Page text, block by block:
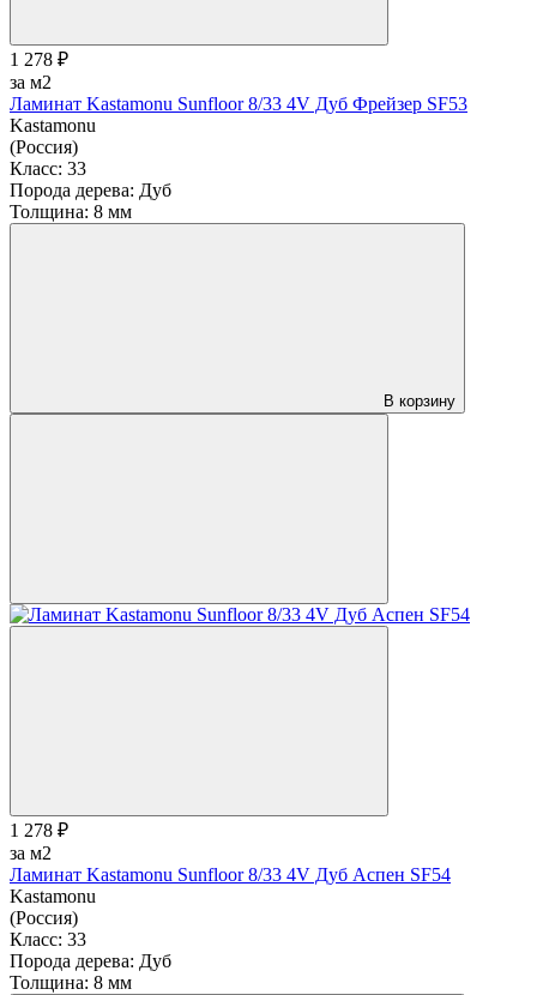
1 278 ₽
за м2
Ламинат Kastamonu Sunfloor 8/33 4V Дуб Фрейзер SF53
Kastamonu
(Россия)
Класс: 33
Порода дерева: Дуб
Толщина: 8 мм
В корзину
1 278 ₽
за м2
Ламинат Kastamonu Sunfloor 8/33 4V Дуб Аспен SF54
Kastamonu
(Россия)
Класс: 33
Порода дерева: Дуб
Толщина: 8 мм